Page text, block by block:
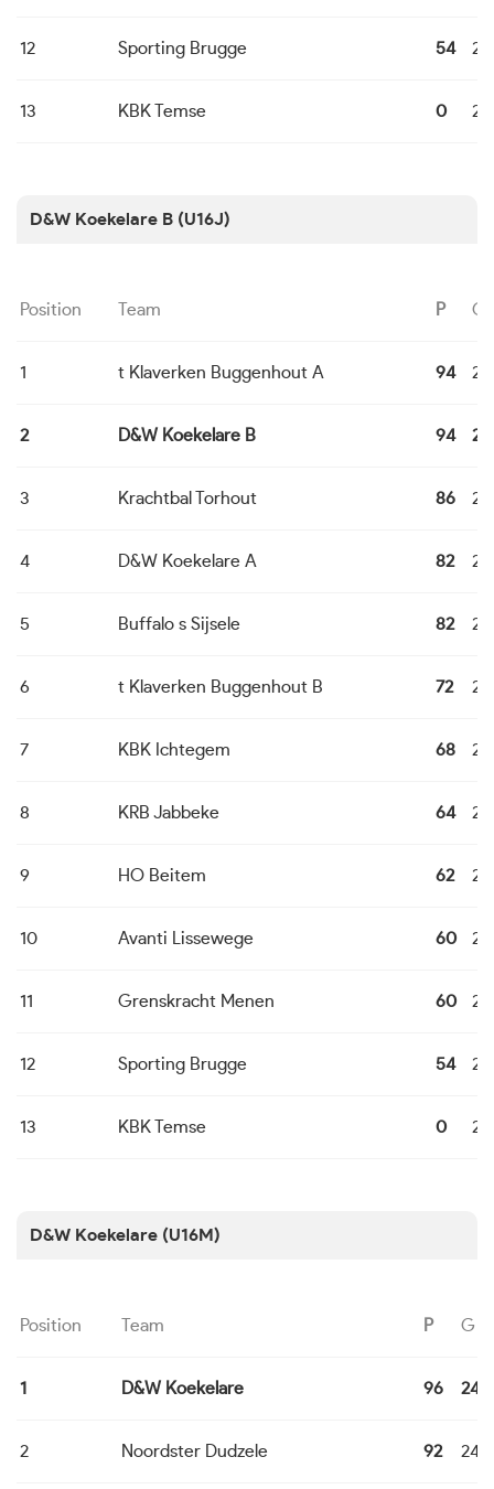
12 Sporting Brugge 54 24
13 KBK Temse 0 24
D&W Koekelare B (U16J)
Position Team P G
1 t Klaverken Buggenhout A 94 24
2 D&W Koekelare B 94 24
3 Krachtbal Torhout 86 24
4 D&W Koekelare A 82 24
5 Buffalo s Sijsele 82 24
6 t Klaverken Buggenhout B 72 24
7 KBK Ichtegem 68 24
8 KRB Jabbeke 64 24
9 HO Beitem 62 24
10 Avanti Lissewege 60 24
11 Grenskracht Menen 60 24
12 Sporting Brugge 54 24
13 KBK Temse 0 24
D&W Koekelare (U16M)
Position Team P G
1 D&W Koekelare 96 24
2 Noordster Dudzele 92 24